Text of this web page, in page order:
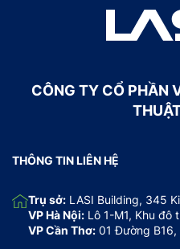
CÔNG TY CỔ PHẦN
THÔNG TIN LIÊN HỆ
Trụ sở: LASI Building, 345
VP Hà Nội: Lô 1-M1, Khu đô
VP Cần Thơ: 01 Đường B16,